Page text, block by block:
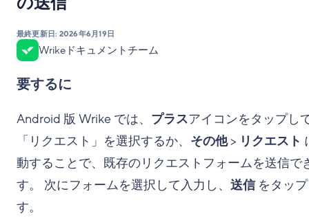
最終更新日: 2026年6月19日
Wrikeドキュメントチーム
要するに
Android 版 Wrike では、 プラスアイコンをタップし
「リクエスト」を選択するか、 その他> リクエスト
動することで、既存のリクエストフォームを送信で
す。 次にフォームを選択して入力し、 送信をタッ
す。